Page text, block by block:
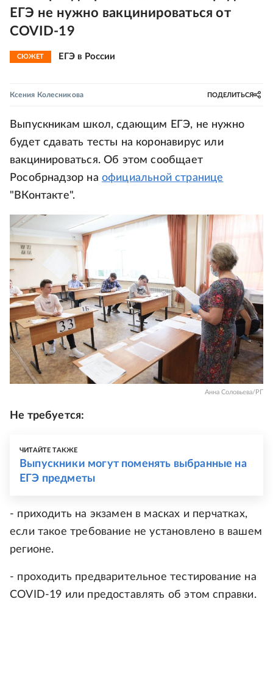
ЕГЭ не нужно вакцинироваться от
COVID-19
СЮЖЕТ ЕГЭ в России
Ксения Колесникова ПОДЕЛИТЬСЯ
Выпускникам школ, сдающим ЕГЭ, не нужно
будет сдавать тесты на коронавирус или
вакцинироваться. Об этом сообщает
Рособрнадзор на официальной странице
"ВКонтакте".
Анна Соловьева/РГ
Не требуется:
ЧИТАЙТЕ ТАКЖЕ
Выпускники могут поменять выбранные на
ЕГЭ предметы
- приходить на экзамен в масках и перчатках,
если такое требование не установлено в вашем
регионе.
- проходить предварительное тестирование на
COVID-19 или предоставлять об этом справки.